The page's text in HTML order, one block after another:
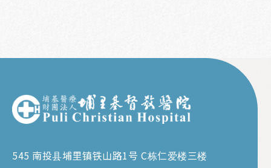
545 南投县埔里镇铁山路1号 C栋仁爱楼三楼